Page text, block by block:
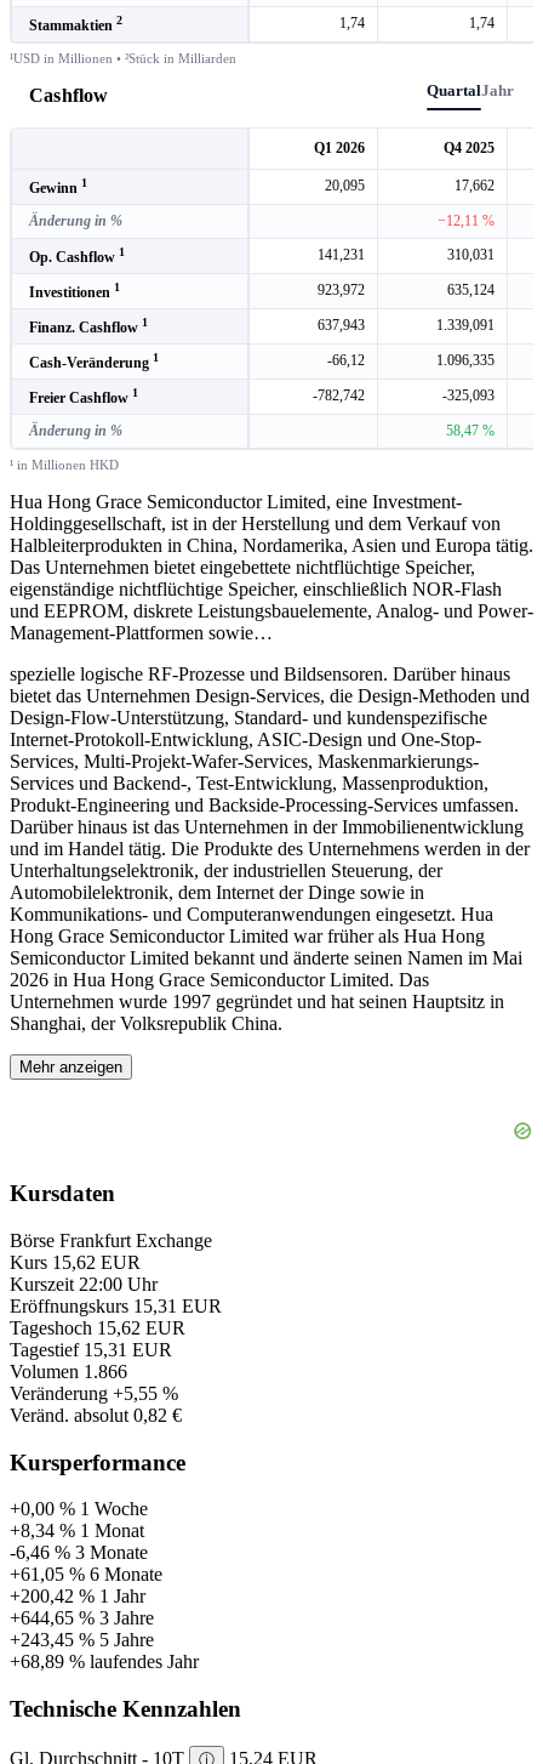
Stammaktien 2 1,74 1,74
¹USD in Millionen • ²Stück in Milliarden
Cashflow QuartalJahr
Q1 2026 Q4 2025
Gewinn 1 20,095 17,662
Änderung in % −12,11 %
Op. Cashflow 1 141,231 310,031
Investitionen 1 923,972 635,124
Finanz. Cashflow 1 637,943 1.339,091
Cash-Veränderung 1 -66,12 1.096,335
Freier Cashflow 1 -782,742 -325,093
Änderung in % 58,47 %
¹ in Millionen HKD
Hua Hong Grace Semiconductor Limited, eine Investment-
Holdinggesellschaft, ist in der Herstellung und dem Verkauf von
Halbleiterprodukten in China, Nordamerika, Asien und Europa tätig.
Das Unternehmen bietet eingebettete nichtflüchtige Speicher,
eigenständige nichtflüchtige Speicher, einschließlich NOR-Flash
und EEPROM, diskrete Leistungsbauelemente, Analog- und Power-
Management-Plattformen sowie…
spezielle logische RF-Prozesse und Bildsensoren. Darüber hinaus
bietet das Unternehmen Design-Services, die Design-Methoden und
Design-Flow-Unterstützung, Standard- und kundenspezifische
Internet-Protokoll-Entwicklung, ASIC-Design und One-Stop-
Services, Multi-Projekt-Wafer-Services, Maskenmarkierungs-
Services und Backend-, Test-Entwicklung, Massenproduktion,
Produkt-Engineering und Backside-Processing-Services umfassen.
Darüber hinaus ist das Unternehmen in der Immobilienentwicklung
und im Handel tätig. Die Produkte des Unternehmens werden in der
Unterhaltungselektronik, der industriellen Steuerung, der
Automobilelektronik, dem Internet der Dinge sowie in
Kommunikations- und Computeranwendungen eingesetzt. Hua
Hong Grace Semiconductor Limited war früher als Hua Hong
Semiconductor Limited bekannt und änderte seinen Namen im Mai
2026 in Hua Hong Grace Semiconductor Limited. Das
Unternehmen wurde 1997 gegründet und hat seinen Hauptsitz in
Shanghai, der Volksrepublik China.
Mehr anzeigen
Kursdaten
Börse Frankfurt Exchange
Kurs 15,62 EUR
Kurszeit 22:00 Uhr
Eröffnungskurs 15,31 EUR
Tageshoch 15,62 EUR
Tagestief 15,31 EUR
Volumen 1.866
Veränderung +5,55 %
Veränd. absolut 0,82 €
Kursperformance
+0,00 % 1 Woche
+8,34 % 1 Monat
-6,46 % 3 Monate
+61,05 % 6 Monate
+200,42 % 1 Jahr
+644,65 % 3 Jahre
+243,45 % 5 Jahre
+68,89 % laufendes Jahr
Technische Kennzahlen
Gl. Durchschnitt - 10T ⓘ 15,24 EUR